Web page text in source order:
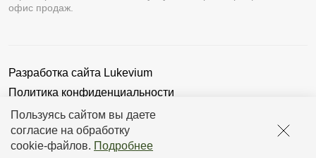
Пользуясь сайтом вы даете
согласие на обработку
cookie-файлов. Подробнее
офис продаж.
Разработка сайта Lukevium
Политика конфиденциальности
Пользовательское соглашение